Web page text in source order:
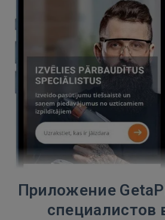
Приложение
специалистов